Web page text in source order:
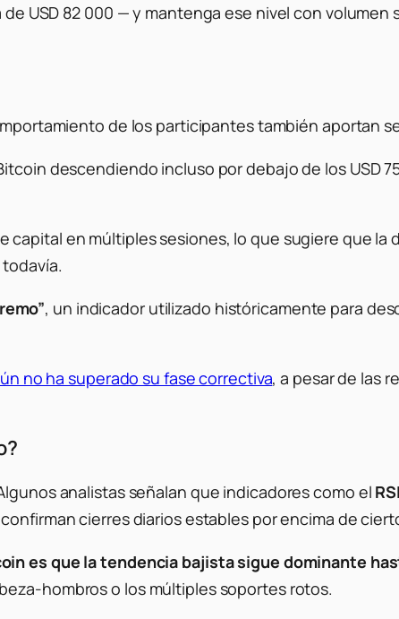
USD 82 000 — y mantenga ese nivel con volumen
de los participantes también aportan
descendiendo incluso por debajo de los USD
capital en múltiples sesiones, lo que sugiere que
, un indicador utilizado históricamente para
no ha superado su fase correctiva, a pesar de las
analistas señalan que indicadores como el
cierres diarios estables por encima de
es que la tendencia bajista sigue dominante
hombros o los múltiples soportes rotos.